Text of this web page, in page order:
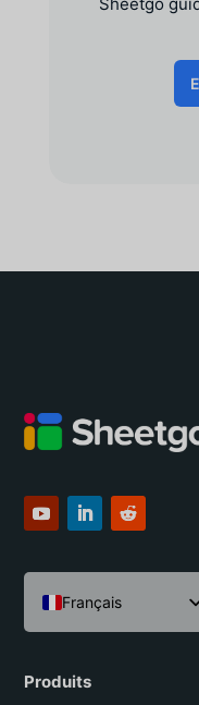
Sheetgo
Français
English
Español
Produits